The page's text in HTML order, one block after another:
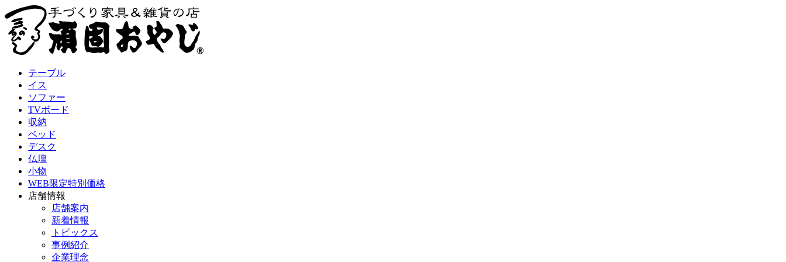
テーブル
イス
ソファー
TVボード
収納
ベッド
デスク
仏壇
小物
WEB限定特別価格
店舗情報
店舗案内
新着情報
トピックス
事例紹介
企業理念